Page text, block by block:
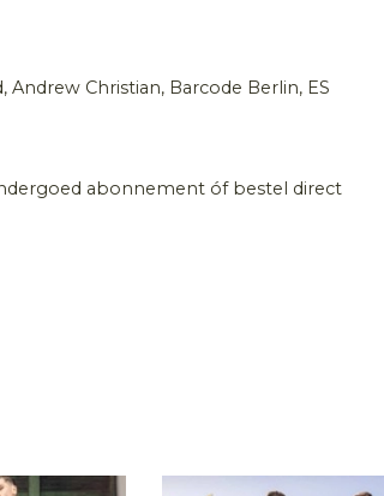
Christian, Barcode Berlin, ES
abonnement óf bestel direct